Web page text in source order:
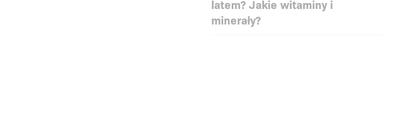
latem? Jakie witaminy i
minerały?